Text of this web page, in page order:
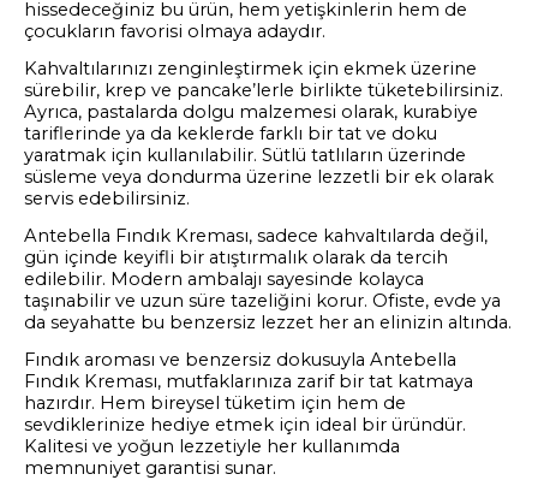
hissedeceğiniz bu ürün, hem yetişkinlerin hem de
çocukların favorisi olmaya adaydır.
Kahvaltılarınızı zenginleştirmek için ekmek üzerine
sürebilir, krep ve pancake’lerle birlikte tüketebilirsiniz.
Ayrıca, pastalarda dolgu malzemesi olarak, kurabiye
tariflerinde ya da keklerde farklı bir tat ve doku
yaratmak için kullanılabilir. Sütlü tatlıların üzerinde
süsleme veya dondurma üzerine lezzetli bir ek olarak
servis edebilirsiniz.
Antebella Fındık Kreması, sadece kahvaltılarda değil,
gün içinde keyifli bir atıştırmalık olarak da tercih
edilebilir. Modern ambalajı sayesinde kolayca
taşınabilir ve uzun süre tazeliğini korur. Ofiste, evde ya
da seyahatte bu benzersiz lezzet her an elinizin altında.
Fındık aroması ve benzersiz dokusuyla Antebella
Fındık Kreması, mutfaklarınıza zarif bir tat katmaya
hazırdır. Hem bireysel tüketim için hem de
sevdiklerinize hediye etmek için ideal bir üründür.
Kalitesi ve yoğun lezzetiyle her kullanımda
memnuniyet garantisi sunar.